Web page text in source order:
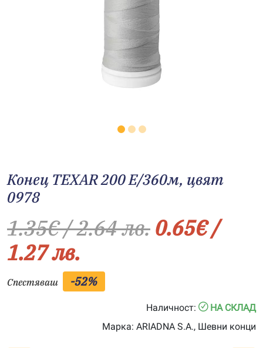
Конец TEXAR 200 E/360м, цвят
0978
1.35€/ 2.64 лв.0.65€/
1.27 лв.
Спестяваш -52%
Наличност:
НА СКЛАД
Марка: ARIADNA S.A., Шевни конци